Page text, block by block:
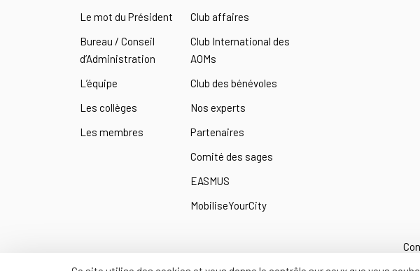
Le mot du Président
Bureau / Conseil
d’Administration
L’équipe
Les collèges
Les membres
Club affaires
Club International des
AOMs
Club des bénévoles
Nos experts
Partenaires
Comité des sages
EASMUS
MobiliseYourCity